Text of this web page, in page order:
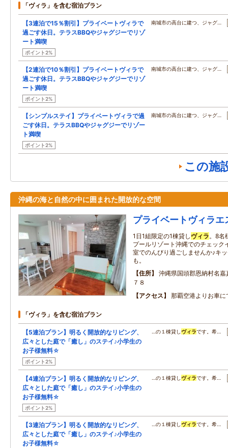
「ヴィラ」を含む宿泊プラン
【3連泊で15％割引】プライベートヴィラで
過ごす休日。テラスBBQやジャグジーでリゾ
ート満喫
ポイント2%
南城市の高台に建つ、ジャグ…
【2連泊で10％割引】プライベートヴィラで
過ごす休日。テラスBBQやジャグジーでリゾ
ート満喫
ポイント2%
南城市の高台に建つ、ジャグ…
【シンプルステイ】プライベートヴィラで過
ごす休日。テラスBBQやジャグジーでリゾー
ト満喫
ポイント2%
南城市の高台に建つ、ジャグ…
この施
沖縄の海と自然の中に囲まれた開放的な空間
プライベートヴィラエ
1日1組限定の1棟貸し ヴィラ。8名
プールリゾート沖縄でのチェック
室でのんびり過ごしませんか♪キ
も。
住所
沖縄県国頭郡恩納村名
７８
アクセス
那覇空港よりお車に
「ヴィラ」を含む宿泊プラン
【5連泊プラン】明るく開放的なリビング、
広々とした庭で「癒し」のステイ♪小学生の
お子様無料☆
ポイント2%
…の１棟貸し ヴィラです。希…
【4連泊プラン】明るく開放的なリビング、
広々とした庭で「癒し」のステイ♪小学生の
お子様無料☆
ポイント2%
…の１棟貸し ヴィラです。希…
【3連泊プラン】明るく開放的なリビング、
広々とした庭で「癒し」のステイ♪小学生の
お子様無料☆
…の１棟貸し ヴィラです。希…